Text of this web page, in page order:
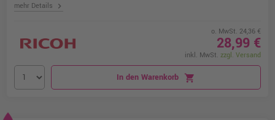
mehr Details chevron_right
o. MwSt. 24,36 €
28,99 €
inkl. MwSt. zzgl. Versand
In den Warenkorb shopping_cart